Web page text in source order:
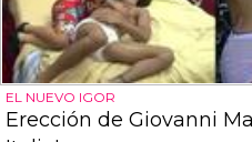
EL NUEVO IGOR
Erección de Giovanni